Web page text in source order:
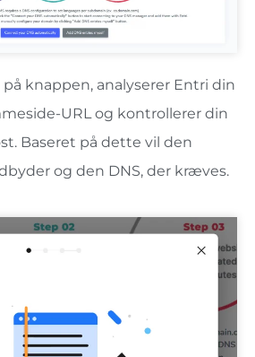
knappen, analyserer Entri din
URL og kontrollerer din
Baseret på dette vil den
og den DNS, der kræves.